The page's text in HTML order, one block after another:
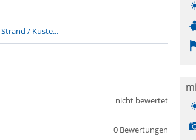
Strand / Küste...
0 Bewertungen
nicht bewertet